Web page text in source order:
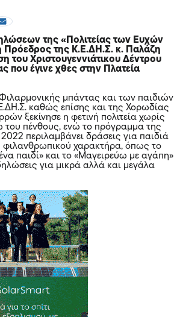
της «Πολιτείας των Ευχών
Πρόεδρος της Κ.Ε.ΔΗ.Σ. κ. Παλάζη
του Χριστουγεννιάτικου Δέντρου
που έγινε χθες στην Πλατεία
μπάντας και των παιδιών
καθώς επίσης και της Χορωδίας
ξεκίνησε η φετινή πολιτεία χωρίς
του πένθους, ενώ το πρόγραμμα της
περιλαμβάνει δράσεις για παιδιά
φιλανθρωπικού χαρακτήρα, όπως το
παιδί» και το «Μαγειρεύω με αγάπη»
για μικρά αλλά και μεγάλα